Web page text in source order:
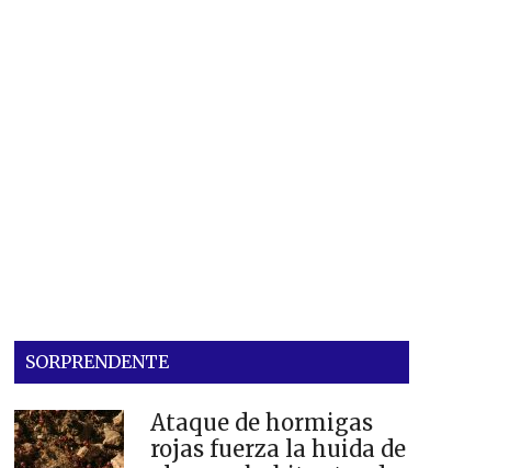
SORPRENDENTE
Ataque de hormigas
rojas fuerza la huida de